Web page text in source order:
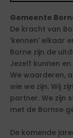
Gemeente
De kracht van
'kennen' elkaar
Borne zijn de
Jezelf kunnen
We waarderen,
wie we zijn. Wij
partner. We zijn
met de Bornse
De komende